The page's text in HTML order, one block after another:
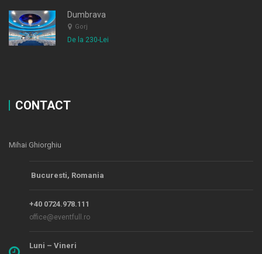
Dumbrava
Gorj
De la 230-Lei
CONTACT
Mihai Ghiorghiu
Bucuresti, Romania
+40 0724.978.111
office@eventfull.ro
Luni – Vineri